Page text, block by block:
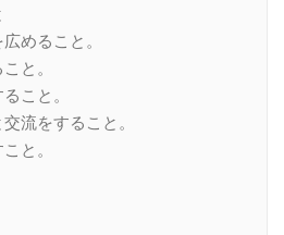
めること。
と。
こと。
流をすること。
と。